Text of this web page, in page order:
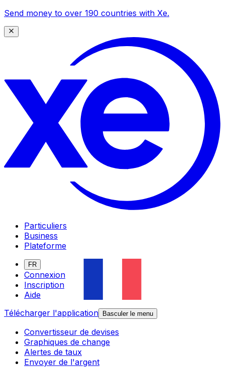
Send money to over 190 countries with Xe.
Particuliers
Business
Plateforme
FR
Connexion
Inscription
Aide
Télécharger l'application
Basculer le menu
Convertisseur de devises
Graphiques de change
Alertes de taux
Envoyer de l'argent